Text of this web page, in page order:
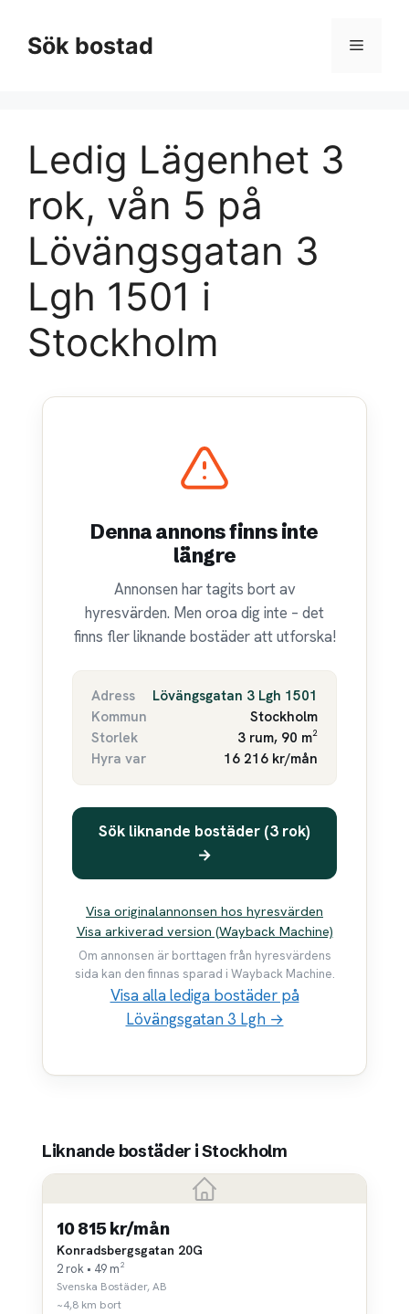
innehållSök bostad Meny
Ledig Lägenhet 3
rok, vån 5 på
Lövängsgatan 3
Lgh 1501 i
Stockholm
Denna annons finns inte
längre
Annonsen har tagits bort av
hyresvärden. Men oroa dig inte – det
finns fler liknande bostäder att utforska!
Adress
Lövängsgatan 3 Lgh 1501
Kommun
Stockholm
Storlek
3 rum, 90 m²
Hyra var
16 216 kr/mån
Sök liknande bostäder (3 rok)
→
Visa originalannonsen hos hyresvärden
Visa arkiverad version (Wayback Machine)
Om annonsen är borttagen från hyresvärdens
sida kan den finnas sparad i Wayback Machine.
Visa alla lediga bostäder på
Lövängsgatan 3 Lgh →
Liknande bostäder i Stockholm
10 815 kr/mån
Konradsbergsgatan 20G
2 rok • 49 m²
Svenska Bostäder, AB
~4,8 km bort